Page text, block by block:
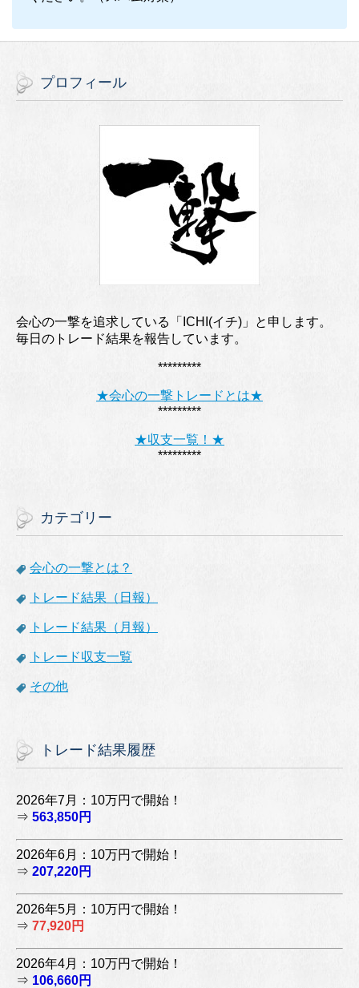
プロフィール
会心の一撃を追求している「ICHI(イチ)」と申します。
毎日のトレード結果を報告しています。
*********
★会心の一撃トレードとは★
*********
★収支一覧！★
*********
カテゴリー
会心の一撃とは？
トレード結果（日報）
トレード結果（月報）
トレード収支一覧
その他
トレード結果履歴
2026年7月：10万円で開始！
⇒ 563,850円
2026年6月：10万円で開始！
⇒ 207,220円
2026年5月：10万円で開始！
⇒ 77,920円
2026年4月：10万円で開始！
⇒ 106,660円